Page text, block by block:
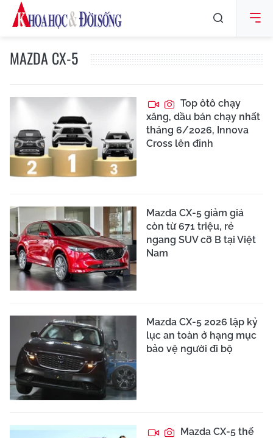
MAZDA CX-5
Top ôtô chạy
xăng, dầu bán chạy nhất
tháng 6/2026, Innova
Cross lên đỉnh
Mazda CX-5 giảm giá
còn từ 671 triệu, rẻ
ngang SUV cỡ B tại Việt
Nam
Mazda CX-5 2026 lập kỷ
lục an toàn ở hạng mục
bảo vệ người đi bộ
Mazda CX-5 thế